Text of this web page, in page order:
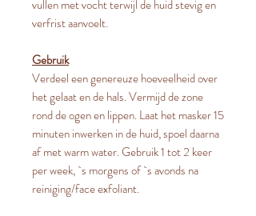
vullen met vocht terwijl de huid stevig en
verfrist aanvoelt.
Gebruik
Verdeel een genereuze hoeveelheid over
het gelaat en de hals. Vermijd de zone
rond de ogen en lippen. Laat het masker 15
minuten inwerken in de huid, spoel daarna
af met warm water. Gebruik 1 tot 2 keer
per week, `s morgens of `s avonds na
reiniging/face exfoliant.